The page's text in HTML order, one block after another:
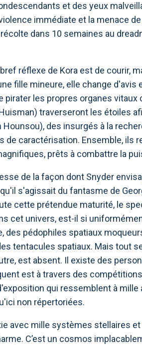
et des yeux
immédiate et la menace
dans 10 semaines au
réflexe de Kora est de courir,
fille mineure, elle change d'avis
pirater les propres organes vitaux
traverseront les étoiles
des insurgés à la
caractérisation. Ensemble, ils
prêts à combattre la
de la façon dont Snyder
s'agissait du fantasme de
cette prétendue maturité, le
cet univers, est-il si
des pédophiles spatiaux
tentacules spatiaux. Mais tout
est absent. Il existe des
est à travers des
qui ressemblent à
non répertoriées.
avec mille systèmes stellaires et
C’est un cosmos